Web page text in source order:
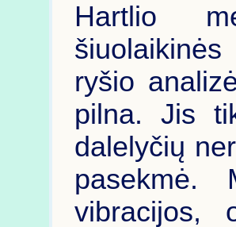
Hartlio
ryšio
pilna. Jis
dalelyčių
pasekmė.
vibracijos,